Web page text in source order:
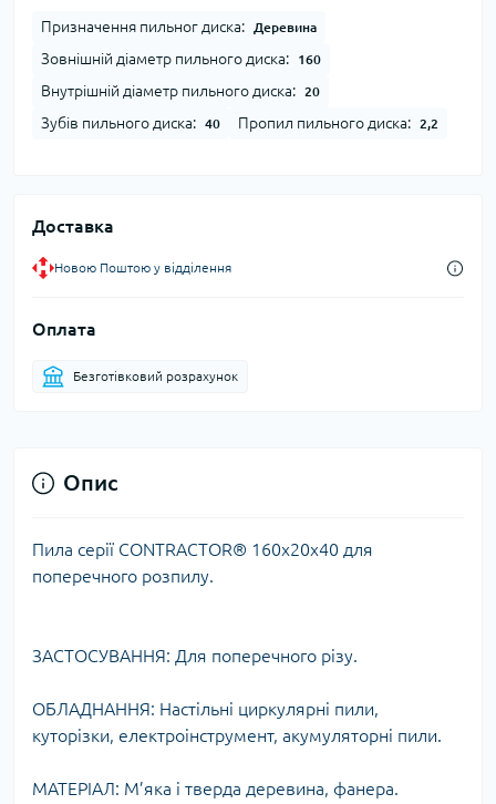
Призначення пильног диска: Деревина
Зовнішній діаметр пильного диска: 160
Внутрішній діаметр пильного диска: 20
Зубів пильного диска: 40 Пропил пильного диска: 2,2
Доставка
Новою Поштою у відділення
Оплата
Безготівковий розрахунок
Опис
Пила серії CONTRACTOR® 160x20x40 для
поперечного розпилу.
ЗАСТОСУВАННЯ: Для поперечного різу.
ОБЛАДНАННЯ: Настільні циркулярні пили,
куторізки, електроінструмент, акумуляторні пили.
МАТЕРІАЛ: М’яка і тверда деревина, фанера.